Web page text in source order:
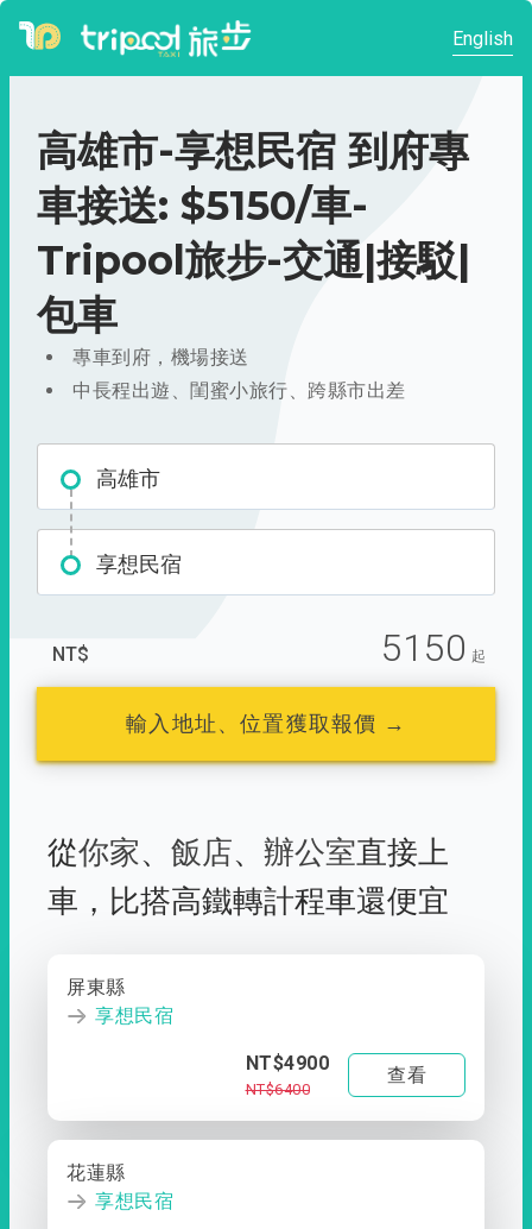
English
高雄市-享想民宿 到府專
車接送: $5150/車-
Tripool旅步-交通|接駁|
包車
專車到府，機場接送
中長程出遊、閨蜜小旅行、跨縣市出差
高雄市
享想民宿
NT$ 5150 起
輸入地址、位置獲取報價 →
從你家、 飯店、 辦公室直接上
車， 比搭高鐵轉計程車還便宜
屏東縣
享想民宿
NT$4900
NT$6400
查看
花蓮縣
享想民宿